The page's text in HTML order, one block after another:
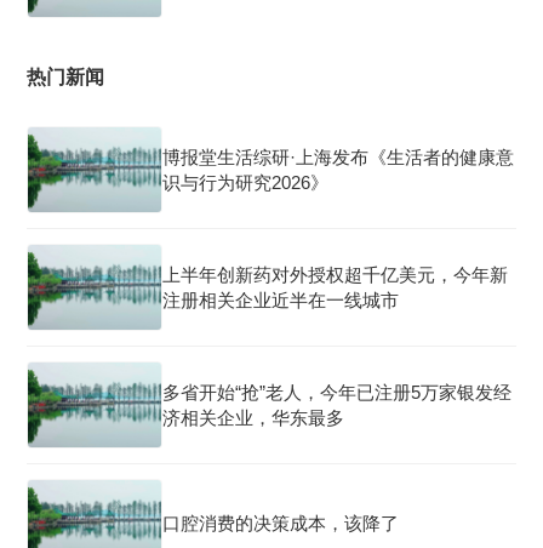
热门新闻
博报堂生活综研·上海发布《生活者的健康意
识与行为研究2026》
上半年创新药对外授权超千亿美元，今年新
注册相关企业近半在一线城市
多省开始“抢”老人，今年已注册5万家银发经
济相关企业，华东最多
口腔消费的决策成本，该降了